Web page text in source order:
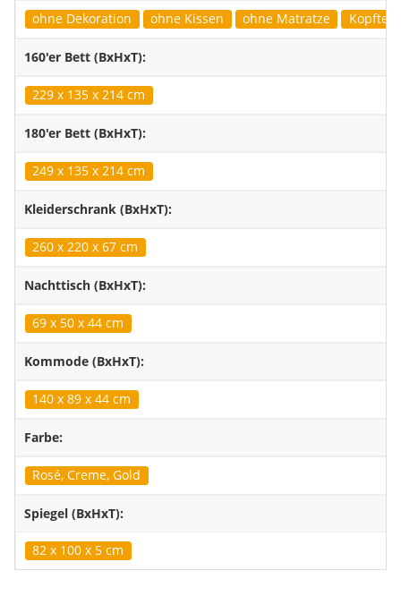
ohne Dekoration ohne Kissen ohne Matratze Kopfteil
160'er Bett (BxHxT):
229 x 135 x 214 cm
180'er Bett (BxHxT):
249 x 135 x 214 cm
Kleiderschrank (BxHxT):
260 x 220 x 67 cm
Nachttisch (BxHxT):
69 x 50 x 44 cm
Kommode (BxHxT):
140 x 89 x 44 cm
Farbe:
Rosé, Creme, Gold
Spiegel (BxHxT):
82 x 100 x 5 cm